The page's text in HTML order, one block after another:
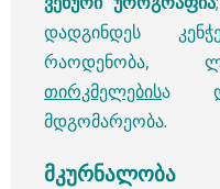
დადგინდეს
რაოდენობა,
თირკმელებისა
მდგომარეობა.
მკურნალობა